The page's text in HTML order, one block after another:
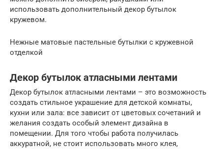
использовать дополнительный декор бутылок
кружевом.
Нежные матовые пастельные бутылки с кружевной
отделкой
Декор бутылок атласными лентами
Декор бутылок атласными лентами – это возможность
создать стильное украшение для детской комнаты,
кухни или зала: все зависит от цветовых сочетаний и
желания создать особый элемент дизайна в
помещении. Для того чтобы работа получилась
аккуратной, не стоит использовать много клея,